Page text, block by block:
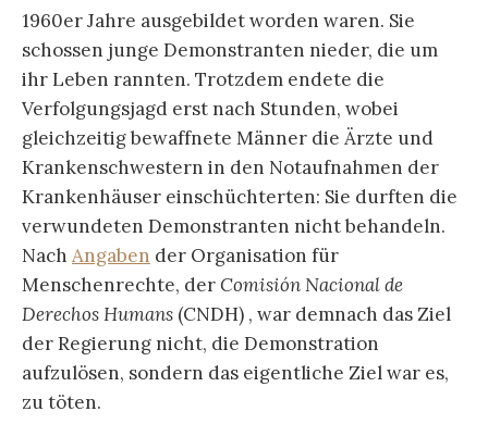
1960er Jahre ausgebildet worden waren. Sie
schossen junge Demonstranten nieder, die um
ihr Leben rannten. Trotzdem endete die
Verfolgungsjagd erst nach Stunden, wobei
gleichzeitig bewaffnete Männer die Ärzte und
Krankenschwestern in den Notaufnahmen der
Krankenhäuser einschüchterten: Sie durften die
verwundeten Demonstranten nicht behandeln.
Nach Angaben der Organisation für
Menschenrechte, derComisión Nacional de
Derechos Humans (CNDH) , war demnach das Ziel
der Regierung nicht, die Demonstration
aufzulösen, sondern das eigentliche Ziel war es,
zu töten.